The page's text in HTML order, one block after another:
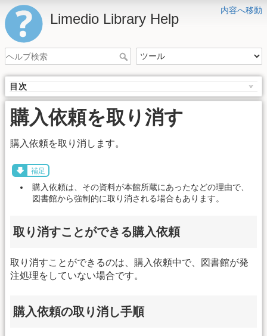
内容へ移動
Limedio Library Help
目次
購入依頼を取り消す
購入依頼を取り消します。
補足
購入依頼は、その資料が本館所蔵にあったなどの理由で、
図書館から強制的に取り消される場合もあります。
取り消すことができる購入依頼
取り消すことができるのは、購入依頼中で、図書館が発
注処理をしていない場合です。
購入依頼の取り消し手順